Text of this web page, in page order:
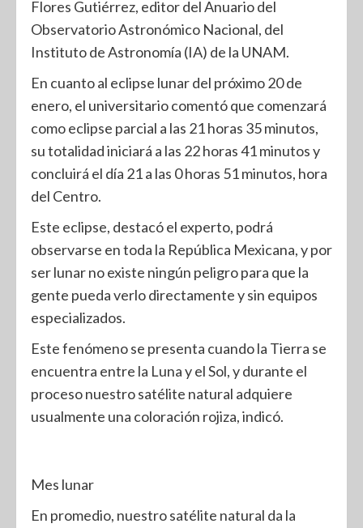
Flores Gutiérrez, editor del Anuario del
Observatorio Astronómico Nacional, del
Instituto de Astronomía (IA) de la UNAM.
En cuanto al eclipse lunar del próximo 20 de
enero, el universitario comentó que comenzará
como eclipse parcial a las 21 horas 35 minutos,
su totalidad iniciará a las 22 horas 41 minutos y
concluirá el día 21 a las 0 horas 51 minutos, hora
del Centro.
Este eclipse, destacó el experto, podrá
observarse en toda la República Mexicana, y por
ser lunar no existe ningún peligro para que la
gente pueda verlo directamente y sin equipos
especializados.
Este fenómeno se presenta cuando la Tierra se
encuentra entre la Luna y el Sol, y durante el
proceso nuestro satélite natural adquiere
usualmente una coloración rojiza, indicó.
Mes lunar
En promedio, nuestro satélite natural da la